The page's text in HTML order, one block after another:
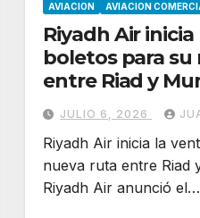
AVIACION AVIACION
Riyadh Air
boletos para
entre Riad y
JULIO 6, 2026
Riyadh Air inicia la
nueva ruta entre Riad
Riyadh Air anunció el…